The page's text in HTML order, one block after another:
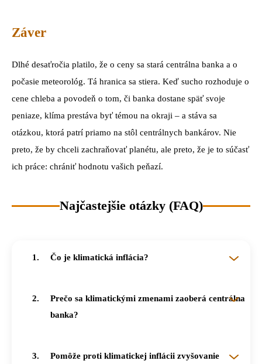
Záver
Dlhé desaťročia platilo, že o ceny sa stará centrálna banka a o
počasie meteorológ. Tá hranica sa stiera. Keď sucho rozhoduje o
cene chleba a povodeň o tom, či banka dostane späť svoje
peniaze, klíma prestáva byť témou na okraji – a stáva sa
otázkou, ktorá patrí priamo na stôl centrálnych bankárov. Nie
preto, že by chceli zachraňovať planétu, ale preto, že je to súčasť
ich práce: chrániť hodnotu vašich peňazí.
Najčastejšie otázky (FAQ)
Čo je klimatická inflácia?
Prečo sa klimatickými zmenami zaoberá centrálna
banka?
Pomôže proti klimatickej inflácii zvyšovanie